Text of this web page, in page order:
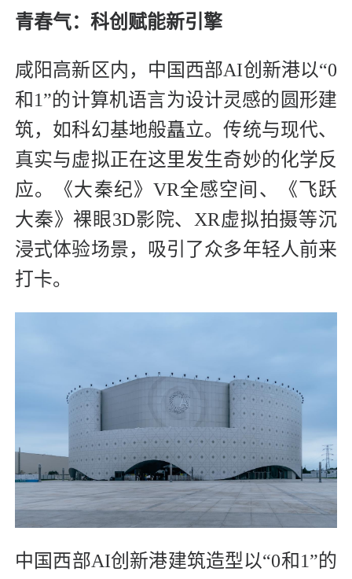
青春气：科创赋能新引擎
咸阳高新区内，中国西部AI创新港以“0
和1”的计算机语言为设计灵感的圆形建
筑，如科幻基地般矗立。传统与现代、
真实与虚拟正在这里发生奇妙的化学反
应。《大秦纪》VR全感空间、《飞跃
大秦》裸眼3D影院、XR虚拟拍摄等沉
浸式体验场景，吸引了众多年轻人前来
打卡。
中国西部AI创新港建筑造型以“0和1”的